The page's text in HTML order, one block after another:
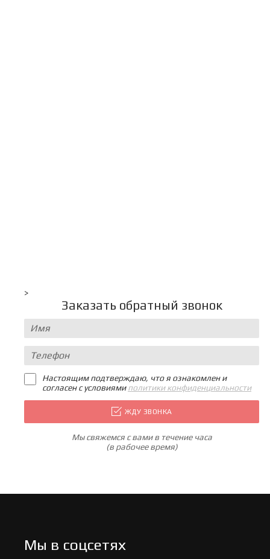
>
Заказать обратный звонок
Настоящим подтверждаю, что я ознакомлен и
согласен с условиямиполитики конфиденциальности
ЖДУ ЗВОНКА
Мы свяжемся с вами в течение часа
(в рабочее время)
Мы в соцсетях